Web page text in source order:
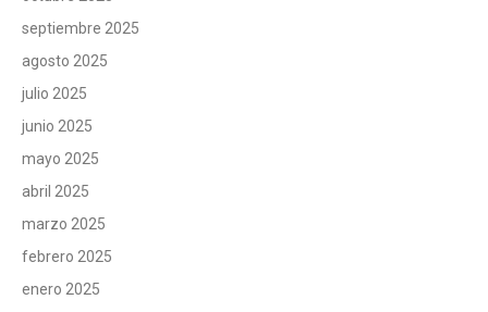
septiembre 2025
agosto 2025
julio 2025
junio 2025
mayo 2025
abril 2025
marzo 2025
febrero 2025
enero 2025